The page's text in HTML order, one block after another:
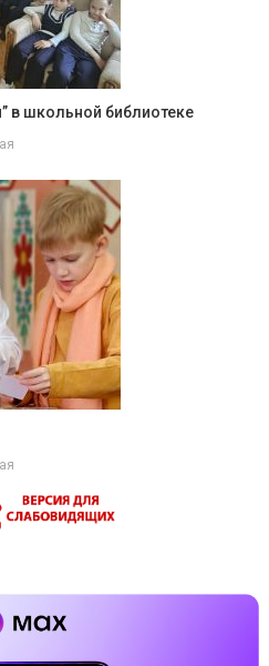
в школьной библиотеке